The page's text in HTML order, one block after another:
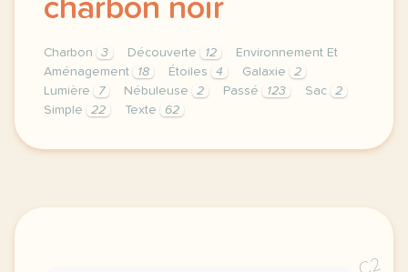
charbon noir
Charbon 3 Découverte 12
Environnement Et
Aménagement
18 Étoiles 4 Galaxie
2
Lumière
7 Nébuleuse 2 Passé 123 Sac
2
Simple
22 Texte 62
theme environnement et amenagement duree
C2